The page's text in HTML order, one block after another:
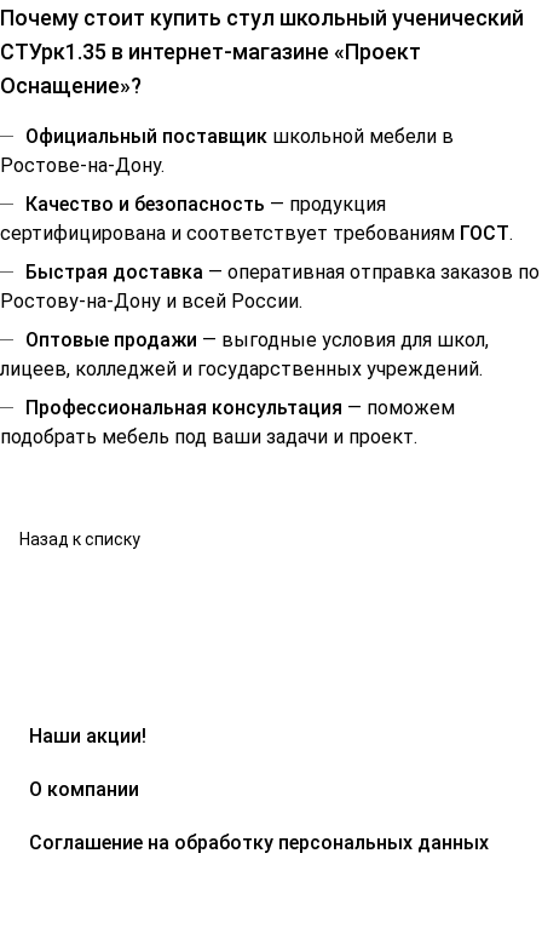
Почему стоит купить стул школьный ученический
СТУрк1.35 в интернет-магазине «Проект
Оснащение»?
Официальный поставщик школьной мебели в
Ростове-на-Дону.
Качество и безопасность — продукция
сертифицирована и соответствует требованиям ГОСТ.
Быстрая доставка — оперативная отправка заказов по
Ростову-на-Дону и всей России.
Оптовые продажи — выгодные условия для школ,
лицеев, колледжей и государственных учреждений.
Профессиональная консультация — поможем
подобрать мебель под ваши задачи и проект.
Назад к списку
Наши акции!
О компании
Соглашение на обработку персональных данных